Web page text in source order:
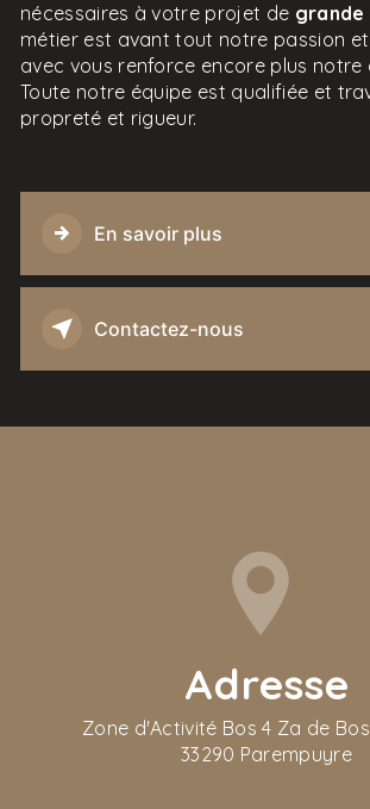
nécessaires à votre projet de grande
métier est avant tout notre passion
avec vous renforce encore plus notre
Toute notre équipe est qualifiée et
propreté et rigueur.
En savoir plus
Contactez-nous
Adresse
Zone d'Activité Bos 4 Za de
33290 Parempuyre